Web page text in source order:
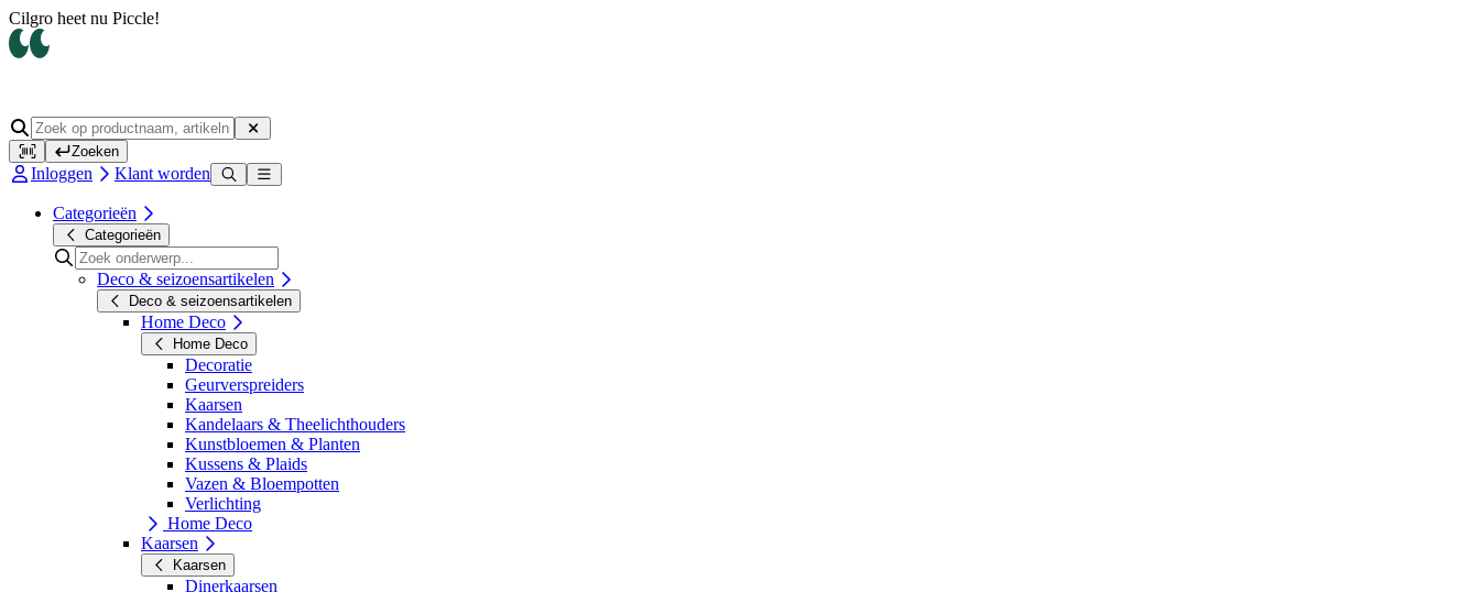
Cilgro heet nu Piccle!
Zoeken
Inloggen Klant worden
Categorieën
Categorieën
Deco & seizoensartikelen
Deco & seizoensartikelen
Home Deco
Home Deco
Decoratie
Geurverspreiders
Kaarsen
Kandelaars & Theelichthouders
Kunstbloemen & Planten
Kussens & Plaids
Vazen & Bloempotten
Verlichting
Home Deco
Kaarsen
Kaarsen
Dinerkaarsen